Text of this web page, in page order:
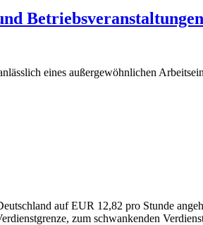
Betriebsveranstaltungen
eines außergewöhnlichen
auf EUR 12,82 pro Stunde
zum schwankenden